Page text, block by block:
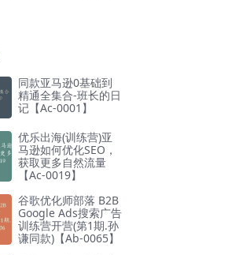
同款亚马逊0基础到
精通全集合-班长的日
记【Ac-0001】
优乐出海(训练营)亚
马逊如何优化SEO，
获取更多自然流量
【Ac-0019】
谷歌优化师部落 B2B
Google Ads搜索广告
训练营开营(第1期.孙
谦同款)【Ab-0065】